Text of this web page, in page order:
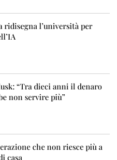
ridisegna l’università per
“Tra dieci anni il denaro
non servire più”
che non riesce più a
casa